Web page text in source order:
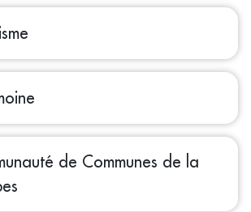
de Communes de la